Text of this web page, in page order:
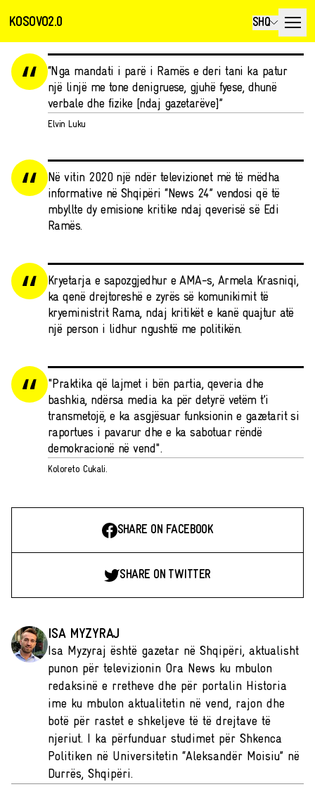
KOSOVO2.0 SHQ
“Nga mandati i parë i Ramës e deri tani ka patur
një linjë me tone denigruese, gjuhë fyese, dhunë
verbale dhe fizike [ndaj gazetarëve]”
Elvin Luku
Në vitin 2020 një ndër televizionet më të mëdha
informative në Shqipëri “News 24” vendosi që të
mbyllte dy emisione kritike ndaj qeverisë së Edi
Ramës.
Kryetarja e sapozgjedhur e AMA-s, Armela Krasniqi,
ka qenë drejtoreshë e zyrës së komunikimit të
kryeministrit Rama, ndaj kritikët e kanë quajtur atë
një person i lidhur ngushtë me politikën.
"Praktika që lajmet i bën partia, qeveria dhe
bashkia, ndërsa media ka për detyrë vetëm t’i
transmetojë, e ka asgjësuar funksionin e gazetarit si
raportues i pavarur dhe e ka sabotuar rëndë
demokracionë në vend".
Koloreto Cukali.
SHARE ON FACEBOOK
SHARE ON TWITTER
ISA MYZYRAJ
Isa Myzyraj është gazetar në Shqipëri, aktualisht
punon për televizionin Ora News ku mbulon
redaksinë e rretheve dhe për portalin Historia
ime ku mbulon aktualitetin në vend, rajon dhe
botë për rastet e shkeljeve të të drejtave të
njeriut. I ka përfunduar studimet për Shkenca
Politiken në Universitetin “Aleksandër Moisiu” në
Durrës, Shqipëri.